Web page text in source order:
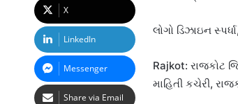
લોગો ડિઝાઇન
Rajkot: રાજકોટ
માહિતી કચેરી,
X
LinkedIn
Messenger
Share via Email